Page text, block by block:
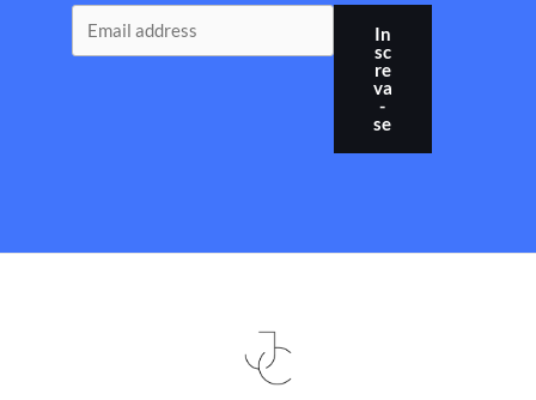
In
sc
re
va
-
se